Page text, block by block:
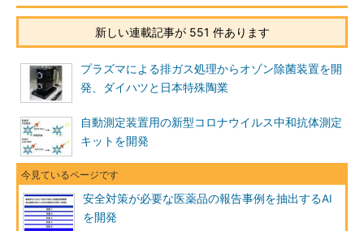
新しい連載記事が 551 件あります
プラズマによる排ガス処理からオゾン除菌装置を開
発、ダイハツと日本特殊陶業
自動測定装置用の新型コロナウイルス中和抗体測定
キットを開発
安全対策が必要な医薬品の報告事例を抽出するAI
を開発